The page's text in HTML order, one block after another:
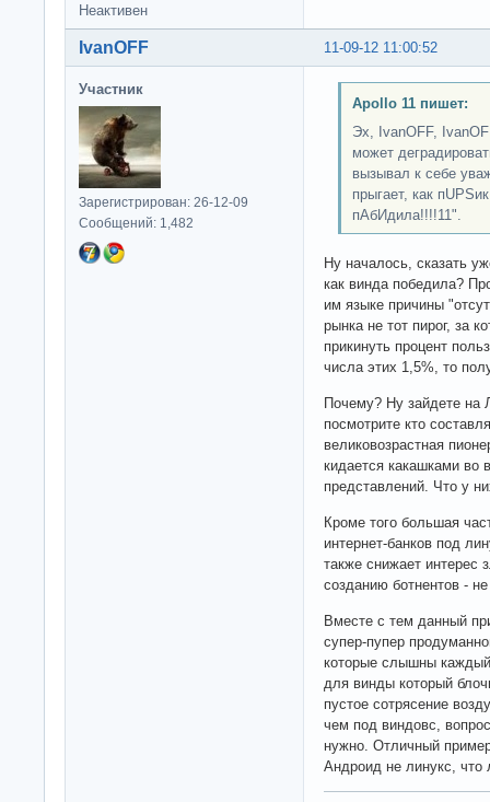
Неактивен
11-09-12 11:00:52
IvanOFF
Участник
Зарегистрирован: 26-12-09
Сообщений: 1,482
Apollo 11 пишет:
Эх, IvanOFF,
может
вызывал к себе
прыгает, как
пАбИдила!!!!11".
Ну началось, сказать
как винда победила?
им языке причины
рынка не тот пирог, за
прикинуть процент
числа этих 1,5%, то
Почему? Ну зайдете на
посмотрите кто
великовозрастная
кидается какашками во
представлений. Что у
Кроме того большая
интернет-банков под
также снижает интерес
созданию ботнентов -
Вместе с тем данный
супер-пупер
которые слышны каждый
для винды который
пустое сотрясение
чем под виндовс,
нужно. Отличный
Андроид не линукс, что